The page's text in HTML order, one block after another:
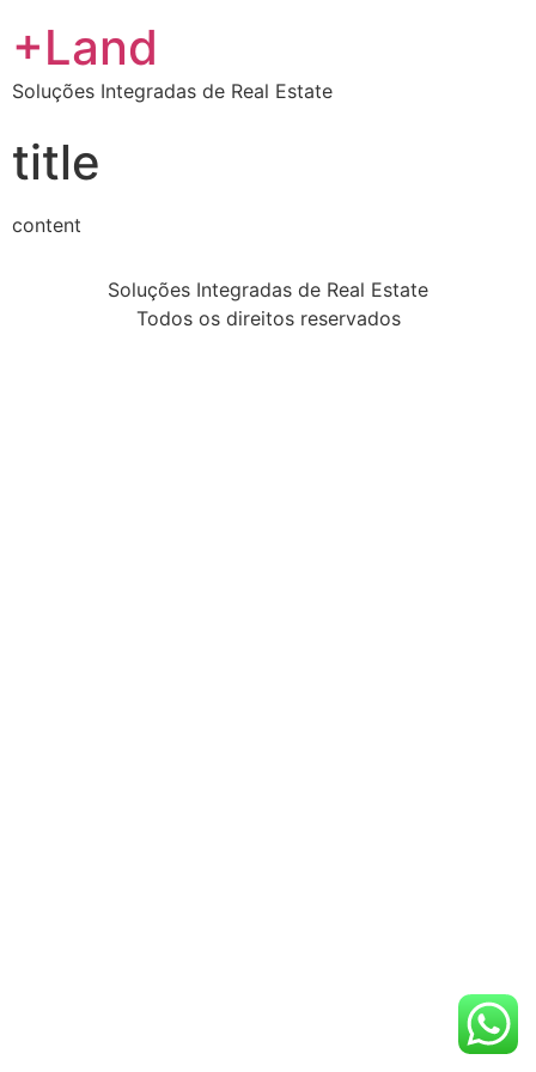
+Land
Soluções Integradas de Real Estate
title
content
Soluções Integradas de Real Estate
Todos os direitos reservados